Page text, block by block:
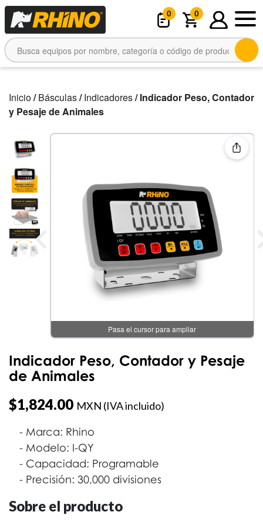
0 0
Inicio/Básculas/Indicadores/ Indicador Peso, Contador
y Pesaje de Animales
Pasa el cursor para ampliar
Indicador Peso, Contador y Pesaje
de Animales
$1,824.00 MXN (IVA incluido)
Marca: Rhino
Modelo: I-QY
Capacidad: Programable
Precisión: 30,000 divisiones
Sobre el producto